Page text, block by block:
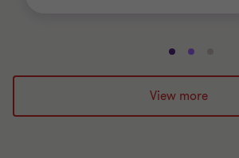
Ir
para
o
slide
Ir
para
o
slide
para
slide
View more